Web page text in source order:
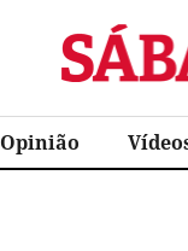
Sábado
Opinião